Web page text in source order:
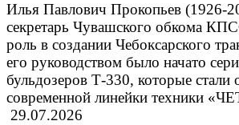
Илья Павлович Прокопьев (1926-
секретарь Чувашского обкома
роль в создании Чебоксарского
его руководством было начато
бульдозеров Т-330, которые стали
современной линейки техники
29.07.2026